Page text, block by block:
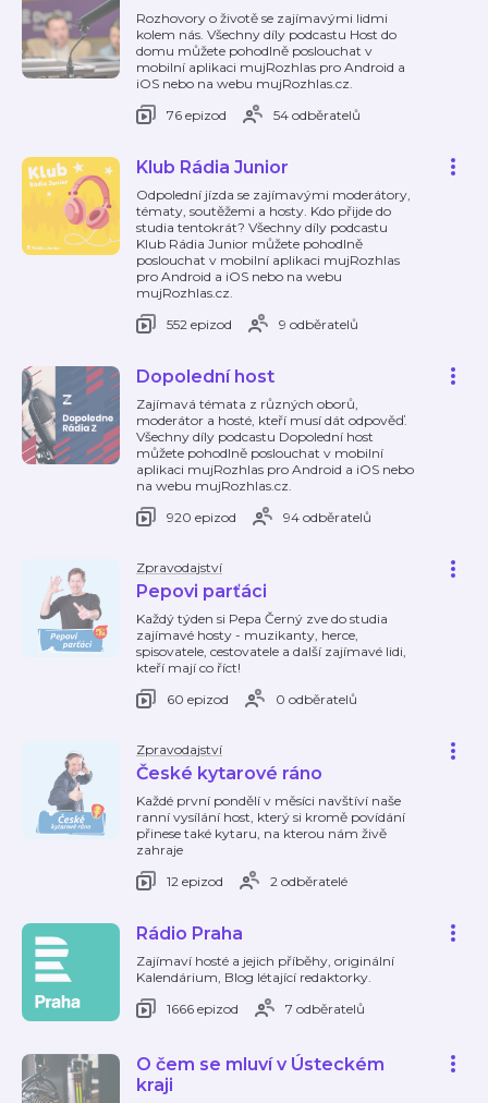
Rozhovory o životě se zajímavými lidmi
kolem nás. Všechny díly podcastu Host do
domu můžete pohodlně poslouchat v
mobilní aplikaci mujRozhlas pro Android a
iOS nebo na webu mujRozhlas.cz.
76 epizod
54 odběratelů
Klub Rádia Junior
Odpolední jízda se zajímavými moderátory,
tématy, soutěžemi a hosty. Kdo přijde do
studia tentokrát? Všechny díly podcastu
Klub Rádia Junior můžete pohodlně
poslouchat v mobilní aplikaci mujRozhlas
pro Android a iOS nebo na webu
mujRozhlas.cz.
552 epizod
9 odběratelů
Dopolední host
Zajímavá témata z různých oborů,
moderátor a hosté, kteří musí dát odpověď.
Všechny díly podcastu Dopolední host
můžete pohodlně poslouchat v mobilní
aplikaci mujRozhlas pro Android a iOS nebo
na webu mujRozhlas.cz.
920 epizod
94 odběratelů
Zpravodajství
Pepovi parťáci
Každý týden si Pepa Černý zve do studia
zajímavé hosty - muzikanty, herce,
spisovatele, cestovatele a další zajímavé lidi,
kteří mají co říct!
60 epizod
0 odběratelů
Zpravodajství
České kytarové ráno
Každé první pondělí v měsíci navštíví naše
ranní vysílání host, který si kromě povídání
přinese také kytaru, na kterou nám živě
zahraje
12 epizod
2 odběratelé
Rádio Praha
Zajímaví hosté a jejich příběhy, originální
Kalendárium, Blog létající redaktorky.
1666 epizod
7 odběratelů
O čem se mluví v Ústeckém
kraji